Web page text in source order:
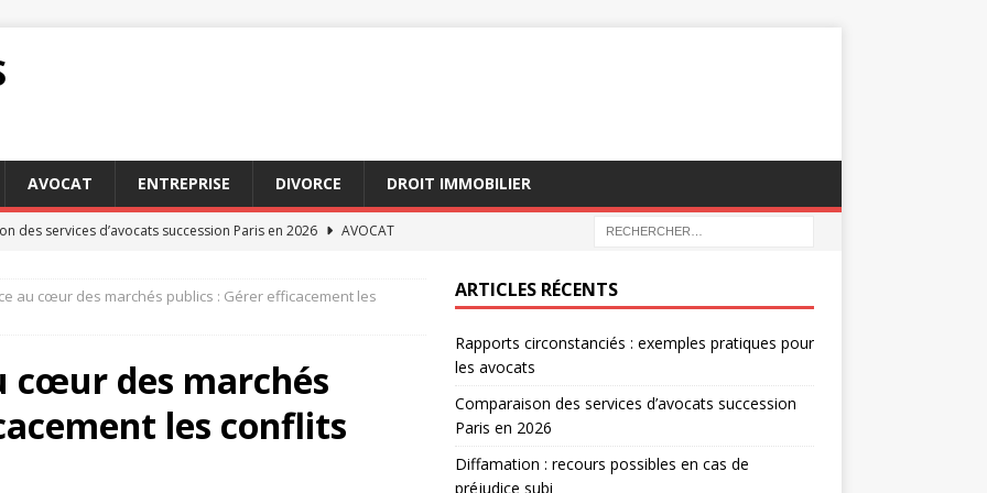
AVOCAT ENTREPRISE DIVORCE DROIT IMMOBILIER
des services d’avocats succession Paris en 2026
AVOCAT
options avec des avocats succession Paris aujourd’hui
: comment cette clause impacte vos engagements
: exemples pratiques pour les avocats AVOCAT
au cœur des marchés publics : Gérer efficacement les
cœur des marchés
les conflits
ARTICLES RÉCENTS
Rapports circonstanciés : exemples pratiques pour
les avocats
Comparaison des services d’avocats succession
Paris en 2026
Diffamation : recours possibles en cas de
préjudice subi